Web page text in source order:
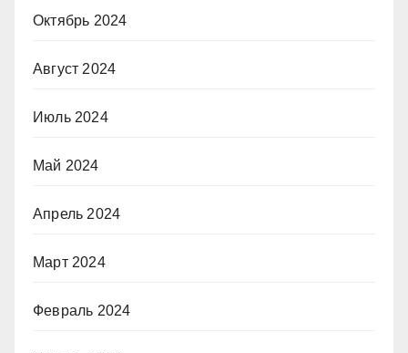
Октябрь 2024
Август 2024
Июль 2024
Май 2024
Апрель 2024
Март 2024
Февраль 2024